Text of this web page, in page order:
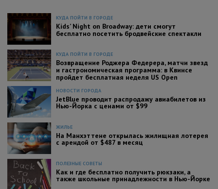
КУДА ПОЙТИ В ГОРОДЕ
Kids’ Night on Broadway: дети смогут
бесплатно посетить бродвейские спектакли
КУДА ПОЙТИ В ГОРОДЕ
Возвращение Роджера Федерера, матчи звезд
и гастрономическая программа: в Квинсе
пройдет бесплатная неделя US Open
ЖИЛЬЕ
На Манхэттене открылась жилищная лотерея
с арендой от $487 в месяц
НОВОСТИ ГОРОДА
JetBlue проводит распродажу авиабилетов из
Нью-Йорка с ценами от $99
ПОЛЕЗНЫЕ СОВЕТЫ
Как и где бесплатно получить рюкзаки, а
также школьные принадлежности в Нью-Йорке